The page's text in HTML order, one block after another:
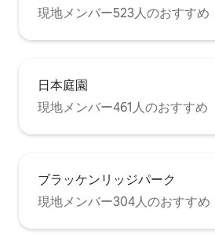
現地メンバー523人のおすすめ
日本庭園
現地メンバー461人のおすすめ
ブラッケンリッジパーク
現地メンバー304人のおすすめ